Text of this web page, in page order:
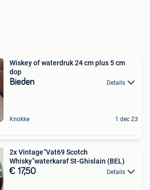
Wiskey of waterdruk 24 cm plus 5 cm
dop
Bieden Details
Knokke 1 dec 23
2x Vintage“Vat69 Scotch
Whisky”waterkaraf St-Ghislain (BEL)
€ 17,50 Details